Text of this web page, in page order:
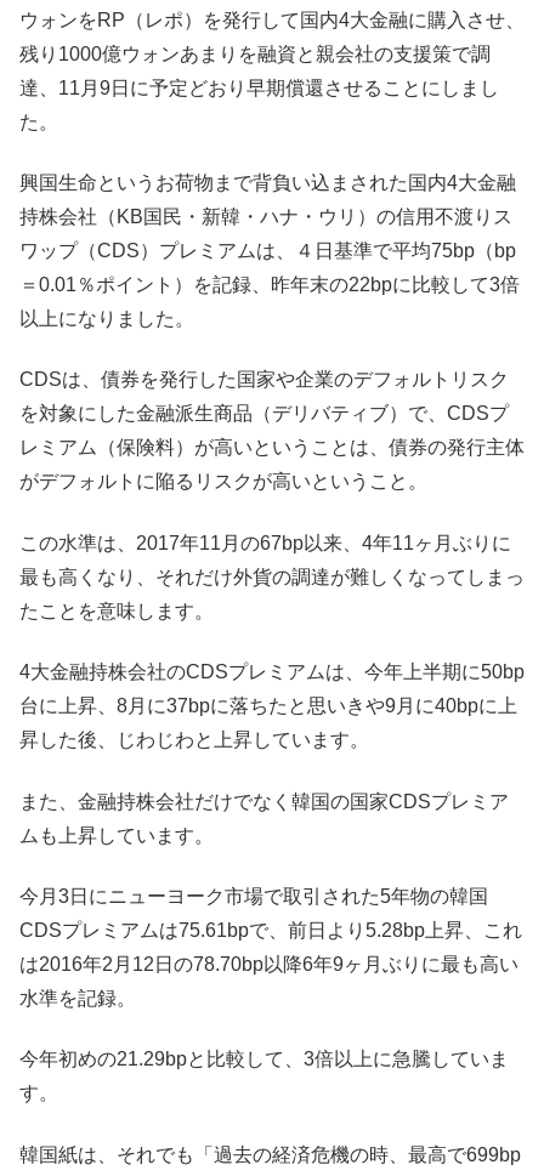
ウォンをRP（レポ）を発行して国内4大金融に購入させ、
残り1000億ウォンあまりを融資と親会社の支援策で調
達、11月9日に予定どおり早期償還させることにしまし
た。
興国生命というお荷物まで背負い込まされた国内4大金融
持株会社（KB国民・新韓・ハナ・ウリ）の信用不渡りス
ワップ（CDS）プレミアムは、４日基準で平均75bp（bp
＝0.01％ポイント）を記録、昨年末の22bpに比較して3倍
以上になりました。
CDSは、債券を発行した国家や企業のデフォルトリスク
を対象にした金融派生商品（デリバティブ）で、CDSプ
レミアム（保険料）が高いということは、債券の発行主体
がデフォルトに陥るリスクが高いということ。
この水準は、2017年11月の67bp以来、4年11ヶ月ぶりに
最も高くなり、それだけ外貨の調達が難しくなってしまっ
たことを意味します。
4大金融持株会社のCDSプレミアムは、今年上半期に50bp
台に上昇、8月に37bpに落ちたと思いきや9月に40bpに上
昇した後、じわじわと上昇しています。
また、金融持株会社だけでなく韓国の国家CDSプレミア
ムも上昇しています。
今月3日にニューヨーク市場で取引された5年物の韓国
CDSプレミアムは75.61bpで、前日より5.28bp上昇、これ
は2016年2月12日の78.70bp以降6年9ヶ月ぶりに最も高い
水準を記録。
今年初めの21.29bpと比較して、3倍以上に急騰していま
す。
韓国紙は、それでも「過去の経済危機の時、最高で699bp